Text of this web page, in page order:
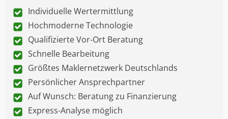
Individuelle Wertermittlung
Hochmoderne Technologie
Qualifizierte Vor-Ort Beratung
Schnelle Bearbeitung
Größtes Maklernetzwerk Deutschlands
Persönlicher Ansprechpartner
Auf Wunsch: Beratung zu Finanzierung
Express-Analyse möglich